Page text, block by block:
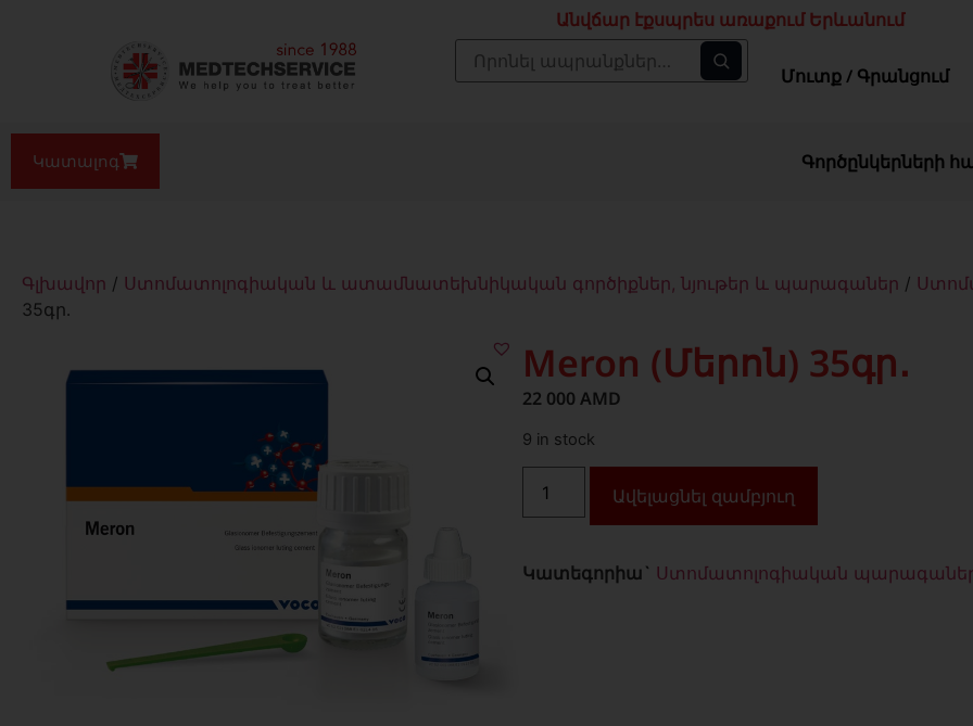
Անվճար էքսպրես առաքում Երևանում
Մուտք / Գրանցում
Կատալոգ Գործընկերների
Գլխավոր / Ստոմատոլոգիական և ատամնատեխնիկական գործիքներ, նյութեր և պարագաներ /
35գր․
Meron (Մերոն) 35գր․
22 000AMD
9 in stock
Ավելացնել զամբյուղ
Կատեգորիա` Ստոմատոլոգիական